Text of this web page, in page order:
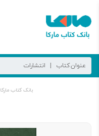
بانک کتاب مارکا